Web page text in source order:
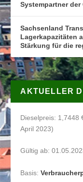
Systempartner der
Sachsenland
Lagerkapazitäten
Stärkung für die
AKTUELLER
Dieselpreis: 1,7448
April 2023)
Gültig ab:
Basis: